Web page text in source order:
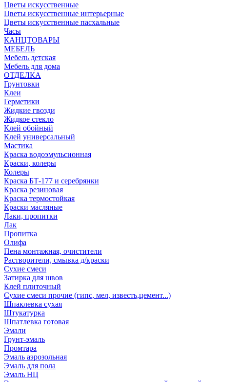
Цветы искусственные
Цветы искусственные интерьерные
Цветы искусственные пасхальные
Часы
КАНЦТОВАРЫ
МЕБЕЛЬ
Мебель детская
Мебель для дома
ОТДЕЛКА
Грунтовки
Клеи
Герметики
Жидкие гвозди
Жидкое стекло
Клей обойный
Клей универсальный
Мастика
Краска водоэмульсионная
Краски, колеры
Колеры
Краска БТ-177 и серебрянки
Краска резиновая
Краска термостойкая
Краски масляные
Лаки, пропитки
Лак
Пропитка
Олифа
Пена монтажная, очистители
Растворители, смывка д/краски
Сухие смеси
Затирка для швов
Клей плиточный
Сухие смеси прочие (гипс, мел, известь,цемент...)
Шпаклевка сухая
Штукатурка
Шпатлевка готовая
Эмали
Грунт-эмаль
Промтара
Эмаль аэрозольная
Эмаль для пола
Эмаль НЦ